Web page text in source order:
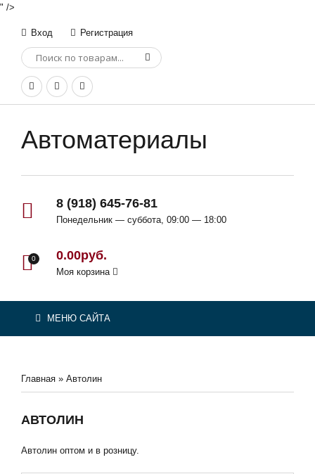
" />
Вход Регистрация
Автоматериалы
8 (918) 645-76-81
Понедельник — суббота, 09:00 — 18:00
0 0.00руб.
Моя корзина
МЕНЮ САЙТА
Главная » Автолин
АВТОЛИН
Автолин оптом и в розницу.